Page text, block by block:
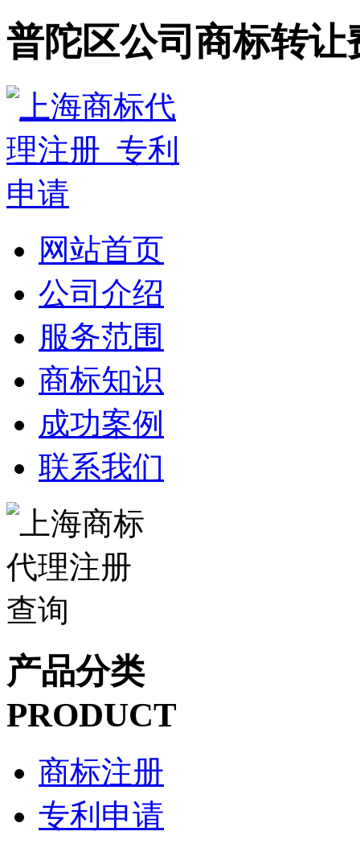
普陀区公司商标转
网站首页
公司介绍
服务范围
商标知识
成功案例
联系我们
产品分类
PRODUCT
商标注册
专利申请